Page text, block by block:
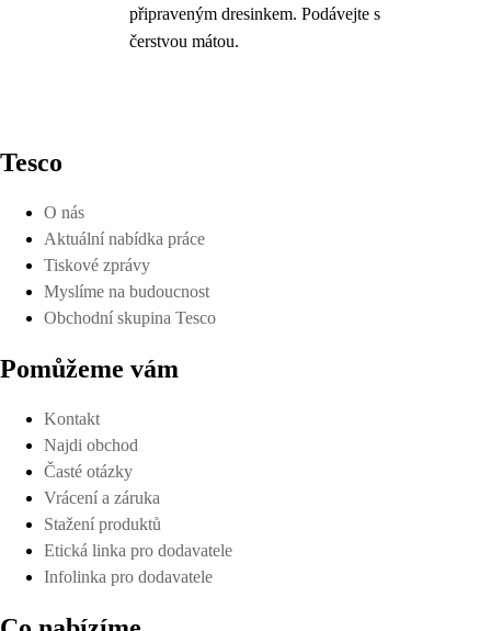
připraveným dresinkem. Podávejte s
čerstvou mátou.
Tesco
O nás
Aktuální nabídka práce
Tiskové zprávy
Myslíme na budoucnost
Obchodní skupina Tesco
Pomůžeme vám
Kontakt
Najdi obchod
Časté otázky
Vrácení a záruka
Stažení produktů
Etická linka pro dodavatele
Infolinka pro dodavatele